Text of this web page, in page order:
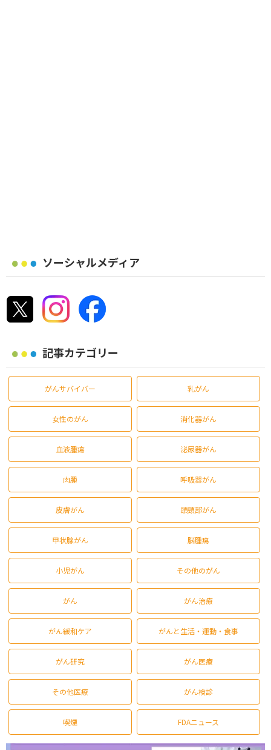
ソーシャルメディア
記事カテゴリー
がんサバイバー 乳がん
女性のがん 消化器がん
血液腫瘍 泌尿器がん
肉腫 呼吸器がん
皮膚がん 頭頸部がん
甲状腺がん 脳腫瘍
小児がん その他のがん
がん がん治療
がん緩和ケア がんと生活・運動・食事
がん研究 がん医療
その他医療 がん検診
喫煙 FDAニュース